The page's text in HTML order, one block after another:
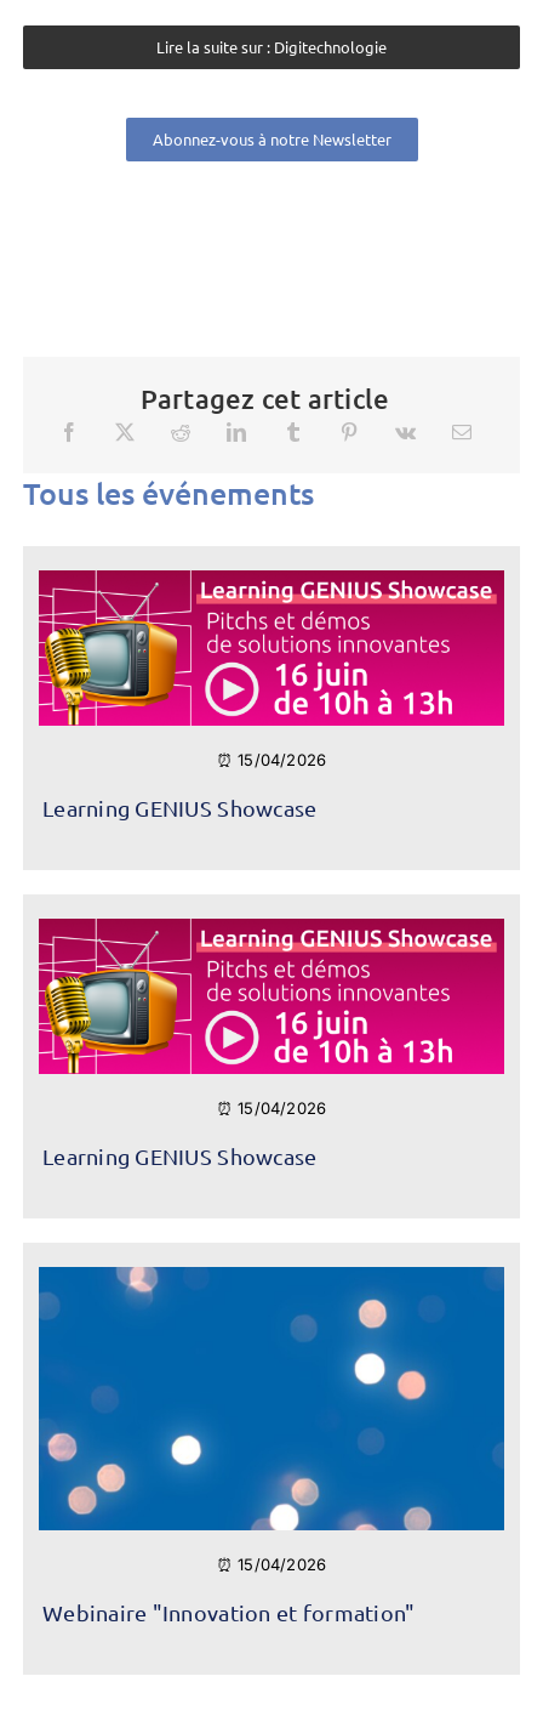
Lire la suite sur : Digitechnologie
Abonnez-vous à notre Newsletter
Partagez cet article
Tous les événements
⏰ 15/04/2026
Learning GENIUS Showcase
⏰ 15/04/2026
Learning GENIUS Showcase
⏰ 15/04/2026
Webinaire "Innovation et formation"